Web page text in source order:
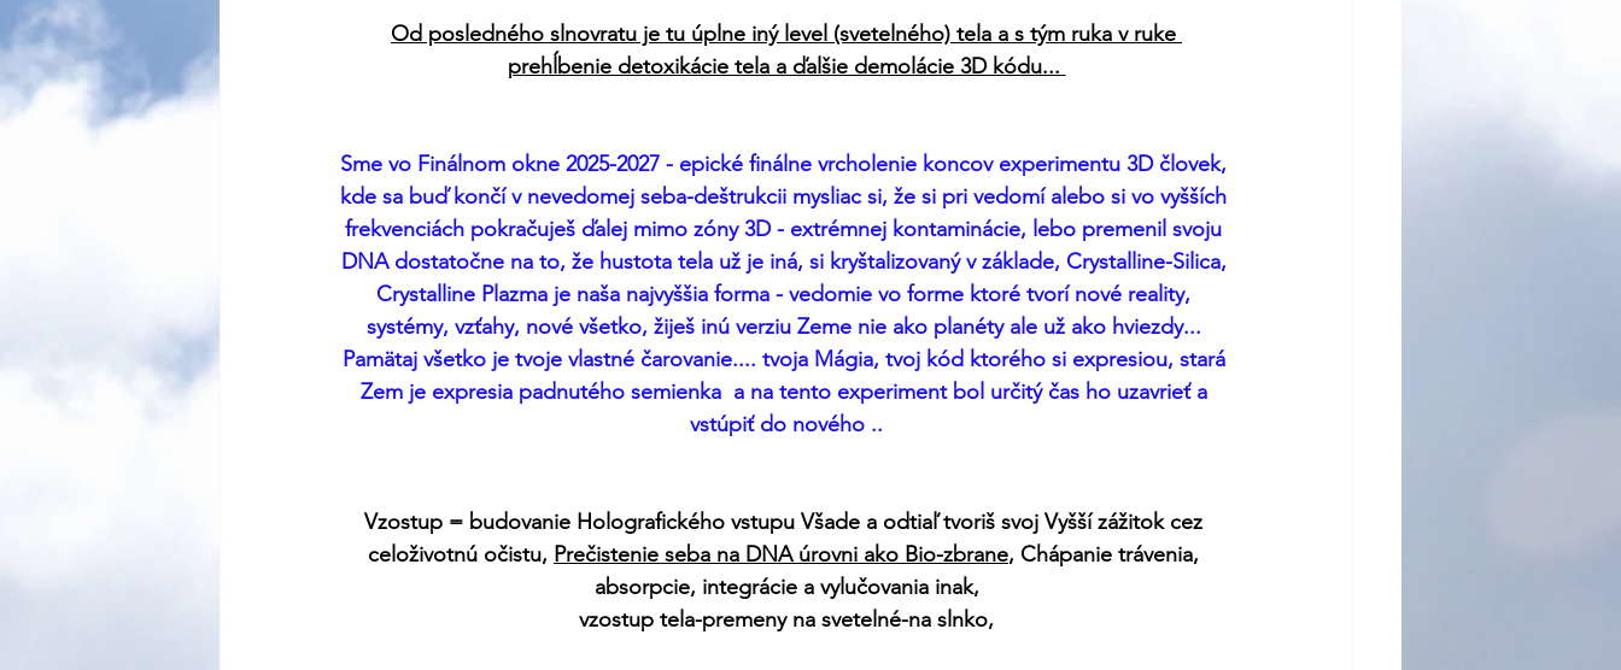
Od posledného slnovratu je tu úplne iný level (svetelného) tela a s tým ruka v ruke
prehĺbenie detoxikácie tela a ďalšie demolácie 3D kódu...
Sme vo Finálnom okne 2025-2027 - epické finálne vrcholenie koncov experimentu 3D človek,
kde sa buď končí v nevedomej seba-deštrukcii mysliac si, že si pri vedomí alebo si vo vyšších
frekvenciách pokračuješ ďalej mimo zóny 3D - extrémnej kontaminácie, lebo premenil svoju
DNA dostatočne na to, že hustota tela už je iná, si kryštalizovaný v základe, Crystalline-Silica,
Crystalline Plazma je naša najvyššia forma - vedomie vo forme ktoré tvorí nové reality,
systémy, vzťahy, nové všetko, žiješ inú verziu Zeme nie ako planéty ale už ako hviezdy...
Pamätaj všetko je tvoje vlastné čarovanie.... tvoja Mágia, tvoj kód ktorého si expresiou, stará
Zem je expresia padnutého semienka  a na tento experiment bol určitý čas ho uzavrieť a
vstúpiť do nového ..
Vzostup = budovanie Holografického vstupu Všade a odtiaľ tvoriš svoj Vyšší zážitok cez
celoživotnú očistu, Prečistenie seba na DNA úrovni ako Bio-zbrane, Chápanie trávenia,
absorpcie, integrácie a vylučovania inak,
vzostup tela-premeny na svetelné-na slnko,